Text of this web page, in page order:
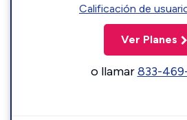
Calificación de
Ver Planes
o llamar833-